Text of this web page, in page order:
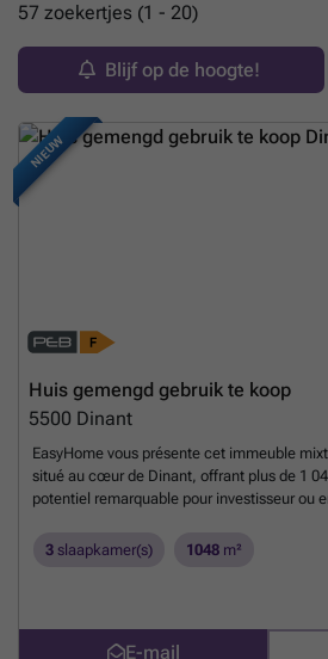
57 zoekertjes (1 - 20)
Blijf op de hoogte!
NIEUW
Huis gemengd gebruik te koop
5500 Dinant
EasyHome vous présente cet immeuble
situé au cœur de Dinant, offrant plus de 1
potentiel remarquable pour investisseur ou
actuellement louée, avec accès direct aux
bureau polyvalent, idéal pour développer
espace indépendant. À l’étage, deux
de nombreuses possibilités
3 slaapkamer(s) 1048 m²
E-mail